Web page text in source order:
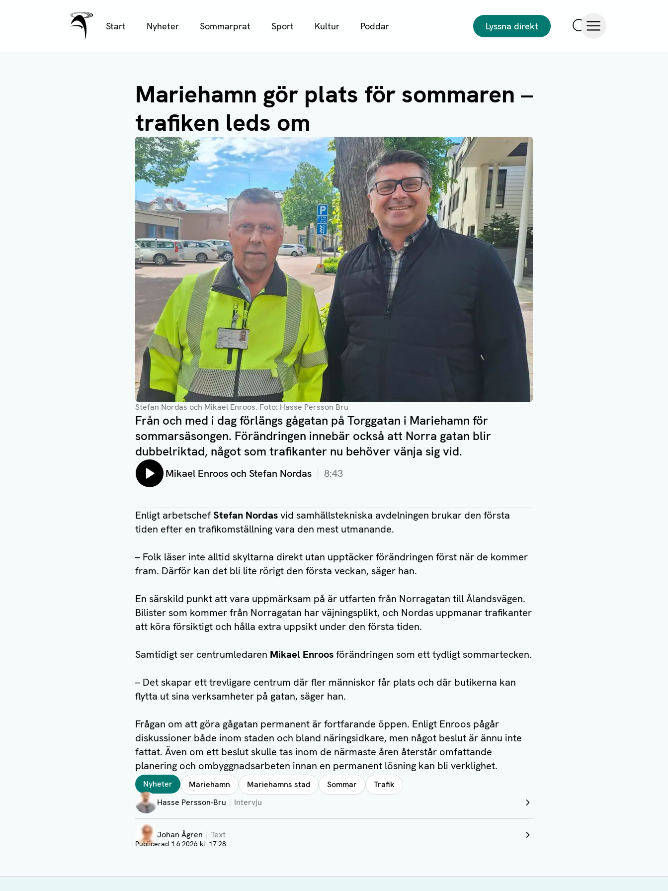
Ålands Radio & TV
Start Nyheter Sommarprat Sport Kultur Poddar
Lyssna direkt
Mariehamn gör plats för sommaren –
trafiken leds om
Stefan Nordas och Mikael Enroos. Foto: Hasse Persson Bru
Från och med i dag förlängs gågatan på Torggatan i Mariehamn för
sommarsäsongen. Förändringen innebär också att Norra gatan blir
dubbelriktad, något som trafikanter nu behöver vänja sig vid.
Lyssna på:
Mikael Enroos och Stefan Nordas 8:43
Enligt arbetschefStefan Nordasvid samhällstekniska avdelningen brukar den första
tiden efter en trafikomställning vara den mest utmanande.
– Folk läser inte alltid skyltarna direkt utan upptäcker förändringen först när de kommer
fram. Därför kan det bli lite rörigt den första veckan, säger han.
En särskild punkt att vara uppmärksam på är utfarten från Norragatan till Ålandsvägen.
Bilister som kommer från Norragatan har väjningsplikt, och Nordas uppmanar trafikanter
att köra försiktigt och hålla extra uppsikt under den första tiden.
Samtidigt ser centrumledaren Mikael Enroosförändringen som ett tydligt sommartecken.
– Det skapar ett trevligare centrum där fler människor får plats och där butikerna kan
flytta ut sina verksamheter på gatan, säger han.
Frågan om att göra gågatan permanent är fortfarande öppen. Enligt Enroos pågår
diskussioner både inom staden och bland näringsidkare, men något beslut är ännu inte
fattat. Även om ett beslut skulle tas inom de närmaste åren återstår omfattande
planering och ombyggnadsarbeten innan en permanent lösning kan bli verklighet.
TaggarNyheter Mariehamn Mariehamns stad Sommar Trafik
Författare
Hasse Persson-Bru
Intervju
Visa profil
Johan Ågren Text
Visa profil
Publicerad 1.6.2026 kl. 17:28